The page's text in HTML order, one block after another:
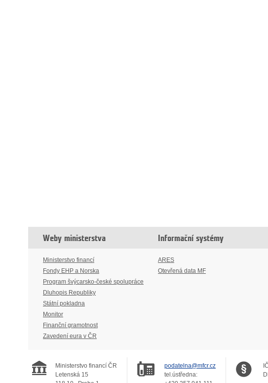
Weby ministerstva
Ministerstvo financí
Fondy EHP a Norska
Program švýcarsko-české spolupráce
Dluhopis Republiky
Státní pokladna
Monitor
Finanční gramotnost
Zavedení eura v ČR
Informační systémy
ARES
Otevřená data MF
Ministerstvo financí ČR
Letenská 15
podatelna@mfcr.cz
tel.ústředna: